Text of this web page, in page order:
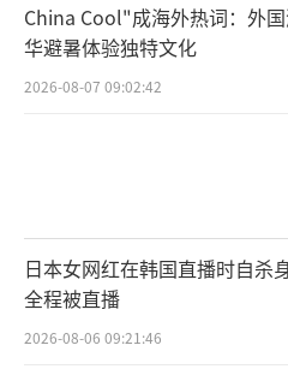
China Cool"成海外热词：外
华避暑体验独特文化
2026-08-07 09:02:42
日本女网红在韩国直播时自杀
全程被直播
2026-08-06 09:21:46